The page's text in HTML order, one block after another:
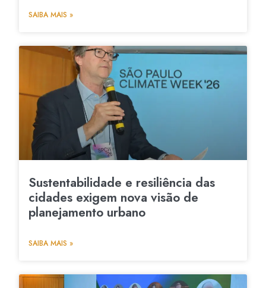
SAIBA MAIS »
Sustentabilidade e resiliência das
cidades exigem nova visão de
planejamento urbano
SAIBA MAIS »